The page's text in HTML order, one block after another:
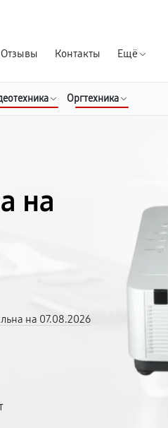
Отзывы Контакты Ещё
Оргтехника
на
на 07.08.2026